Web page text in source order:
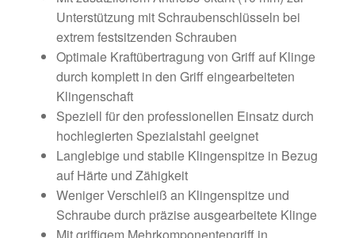
Unterstützung mit Schraubenschlüsseln bei
extrem festsitzenden Schrauben
Optimale Kraftübertragung von Griff auf Klinge
durch komplett in den Griff eingearbeiteten
Klingenschaft
Speziell für den professionellen Einsatz durch
hochlegierten Spezialstahl geeignet
Langlebige und stabile Klingenspitze in Bezug
auf Härte und Zähigkeit
Weniger Verschleiß an Klingenspitze und
Schraube durch präzise ausgearbeitete Klinge